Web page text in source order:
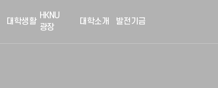
대학생활
HKNU
광장
대학소개 발전기금